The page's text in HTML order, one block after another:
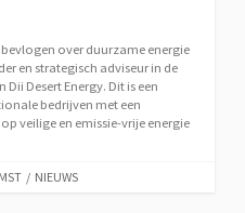
bevlogen over duurzame energie
en strategisch adviseur in de
Desert Energy. Dit is een
bedrijven met een
veilige en emissie-vrije energie
/ NIEUWS